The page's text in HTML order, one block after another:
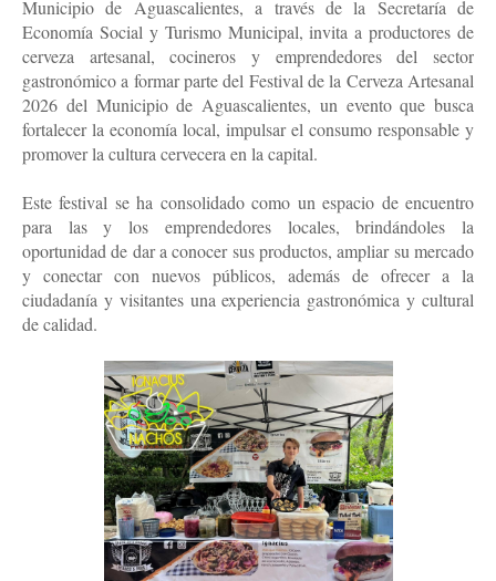
Municipio de Aguascalientes, a través de la Secretaría de
Economía Social y Turismo Municipal, invita a productores de
cerveza artesanal, cocineros y emprendedores del sector
gastronómico a formar parte del Festival de la Cerveza Artesanal
2026 del Municipio de Aguascalientes, un evento que busca
fortalecer la economía local, impulsar el consumo responsable y
promover la cultura cervecera en la capital.
Este festival se ha consolidado como un espacio de encuentro
para las y los emprendedores locales, brindándoles la
oportunidad de dar a conocer sus productos, ampliar su mercado
y conectar con nuevos públicos, además de ofrecer a la
ciudadanía y visitantes una experiencia gastronómica y cultural
de calidad.